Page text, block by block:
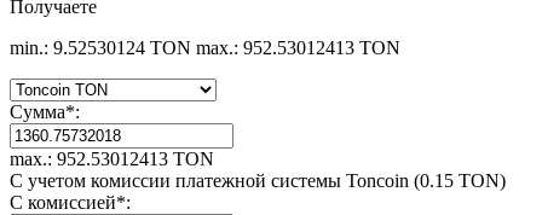
Получаете
min.: 9.52530124 TON max.: 952.53012413 TON
Сумма*:
max.: 952.53012413 TON
С учетом комиссии платежной системы Toncoin (0.15 TON)
С комиссией*: